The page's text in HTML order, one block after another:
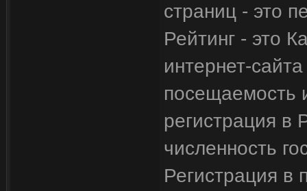
страниц - это
Рейтинг - это
интернет-
посещаемость
регистрация в
численность
Регистрация в